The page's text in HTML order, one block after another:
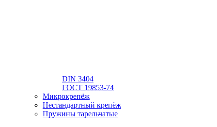
DIN 3404
ГОСТ 19853-74
Микрокрепёж
Нестандартный крепёж
Пружины тарельчатые